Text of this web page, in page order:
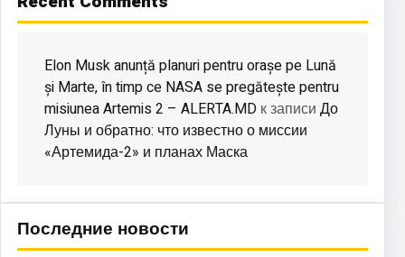
Elon Musk anunță planuri pentru orașe pe Lună
și Marte, în timp ce NASA se pregătește pentru
misiunea Artemis 2 – ALERTA.MD к записи До
Луны и обратно: что известно о миссии
«Артемида-2» и планах Маска
Последние новости